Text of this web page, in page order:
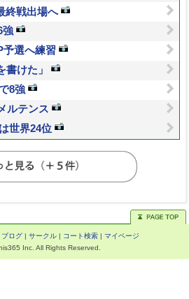
終戦出場へ
強
予選へ練習
書けた」
8強
ルテンス
世界24位
ブログ| サークル| コート検索| マイページ
Inc. All Rights Reserved.